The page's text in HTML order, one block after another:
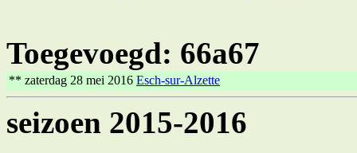
Toegevoegd: 66a67
** zaterdag 28 mei 2016 Esch-sur-Alzette
seizoen 2015-2016